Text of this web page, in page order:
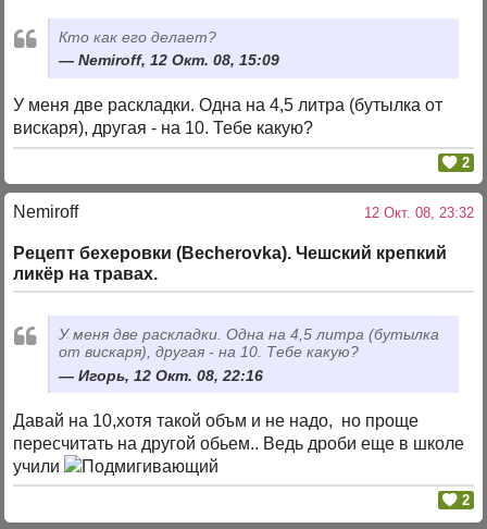
Кто как его делает?
Nemiroff, 12 Окт. 08, 15:09
У меня две раскладки. Одна на 4,5 литра (бутылка от
вискаря), другая - на 10. Тебе какую?
2
Nemiroff 12 Окт. 08, 23:32
Рецепт бехеровки (Becherovka). Чешский крепкий
ликёр на травах.
У меня две раскладки. Одна на 4,5 литра (бутылка
от вискаря), другая - на 10. Тебе какую?
Игорь, 12 Окт. 08, 22:16
Давай на 10,хотя такой объм и не надо, но проще
пересчитать на другой обьем.. Ведь дроби еще в школе
учили
2